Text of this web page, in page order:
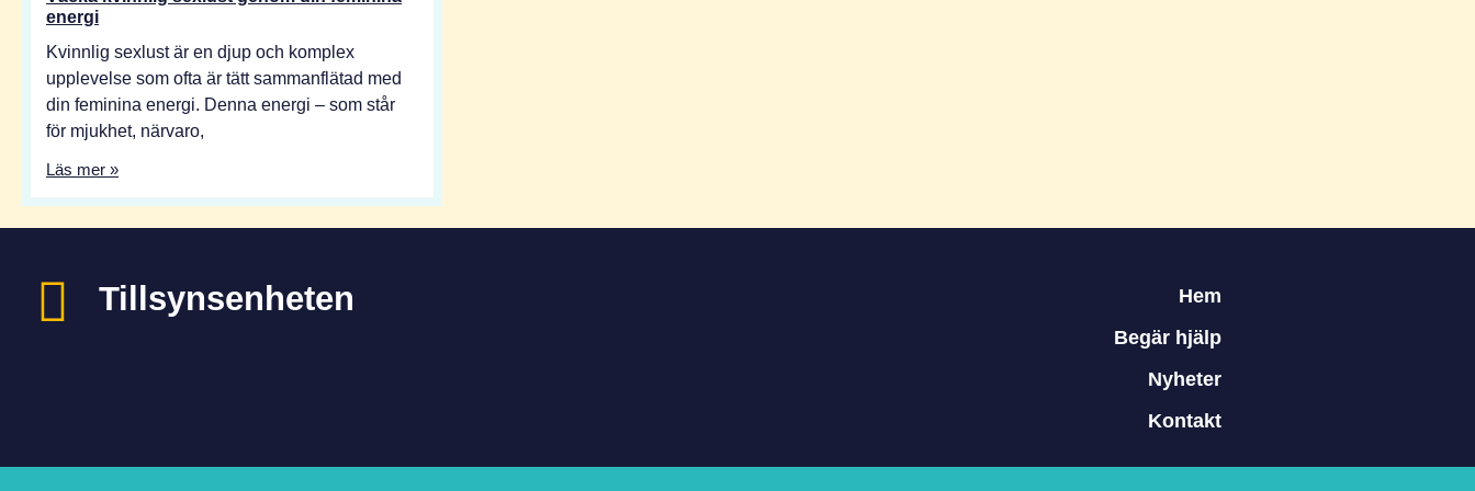
energi
Kvinnlig sexlust är en djup och komplex
upplevelse som ofta är tätt sammanflätad med
din feminina energi. Denna energi – som står
för mjukhet, närvaro,
Läs mer »
Tillsynsenheten
Hem
Begär hjälp
Nyheter
Kontakt